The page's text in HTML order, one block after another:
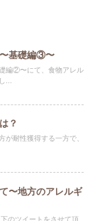
基礎編③〜
編②〜にて、食物アレル
...
？
が耐性獲得する一方で、
〜地方のアレルギ
のツイートをさせて頂